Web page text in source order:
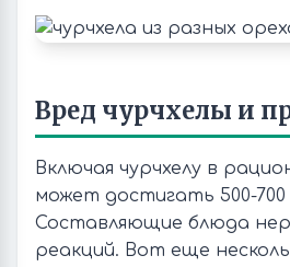
Вред чурчхелы и
Включая чурчхелу в
может достигать 500-
Составляющие блюда
реакций. Вот еще